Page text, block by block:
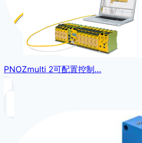
PNOZmulti 2可配置控制…